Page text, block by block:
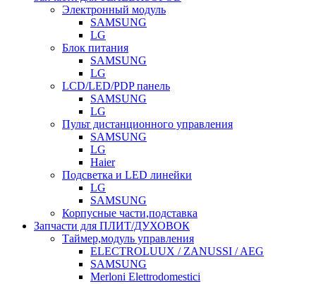
Электронный модуль
SAMSUNG
LG
Блок питания
SAMSUNG
LG
LCD/LED/PDP панель
SAMSUNG
LG
Пульт дистанционного управления
SAMSUNG
LG
Haier
Подсветка и LED линейки
LG
SAMSUNG
Корпусные части,подставка
Запчасти для ПЛИТ/ДУХОВОК
Таймер,модуль управления
ELECTROLUUX / ZANUSSI / AEG
SAMSUNG
Merloni Elettrodomestici